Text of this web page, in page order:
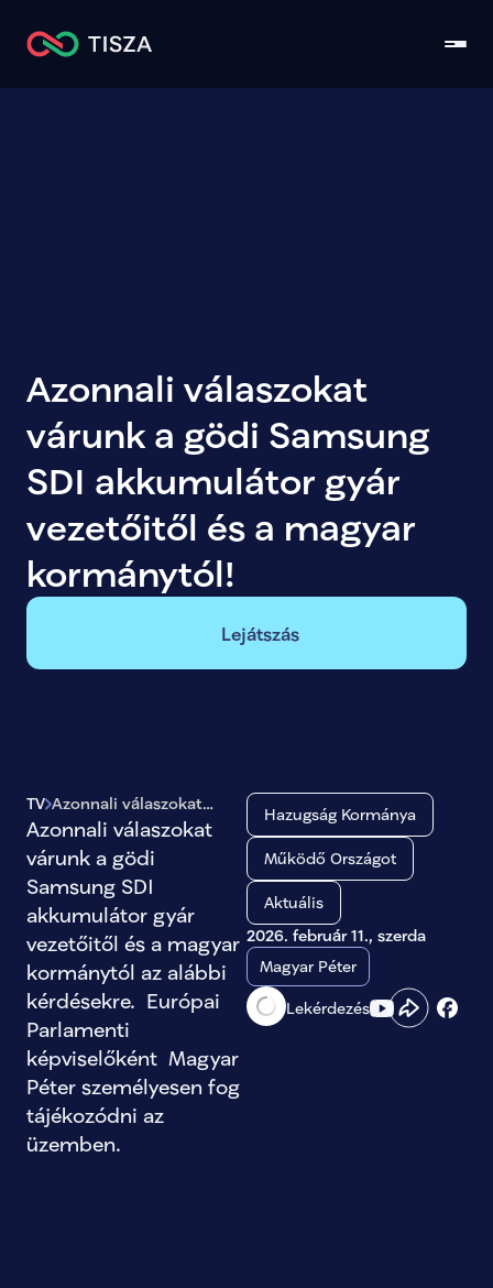
Azonnali válaszokat
várunk a gödi Samsung
SDI akkumulátor gyár
vezetőitől és a magyar
kormánytól!
Lejátszás
TV Azonnali válaszokat
várunk a gödi Samsung
SDI akkumulátor gyár
vezetőitől és a magyar
kormánytól!
Azonnali válaszokat
várunk a gödi
Samsung SDI
akkumulátor gyár
vezetőitől és a magyar
kormánytól az alábbi
kérdésekre.  Európai
Parlamenti
képviselőként  Magyar
Péter személyesen fog
tájékozódni az
üzemben.
Hazugság Kormánya
Működő Országot
Aktuális
2026. február 11., szerda
Magyar Péter
Lekérdezés